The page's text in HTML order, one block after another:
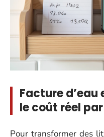
Facture
le coût réel
Pour transformer des